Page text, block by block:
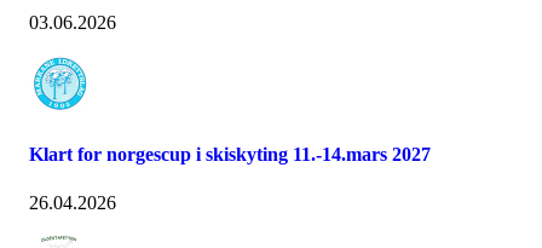
03.06.2026
Klart for norgescup i skiskyting 11.-14.mars 2027
26.04.2026